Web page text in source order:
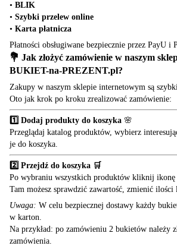
• BLIK
• Szybki przelew online
• Karta płatnicza
Płatności obsługiwane bezpiecznie przez PayU i
💐 Jak złożyć zamówienie w naszym
BUKIET-na-PREZENT.pl?
Zakupy w naszym sklepie internetowym są
Oto jak krok po kroku zrealizować zamówienie:
1️⃣ Dodaj produkty do koszyka 🌸
Przeglądaj katalog produktów, wybierz
je do koszyka.
2️⃣ Przejdź do koszyka 🛒
Po wybraniu wszystkich produktów kliknij ikonę
Tam możesz sprawdzić zawartość, zmienić ilości
Uwaga: W celu bezpiecznej dostawy każdy
w karton.
Na przykład: po zamówieniu 2 bukietów należy
zamówienia.